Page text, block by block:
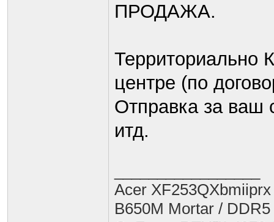
ПРОДАЖА.
Территориально
центре (по
Отправка за
итд.
Acer
B650M Mortar /